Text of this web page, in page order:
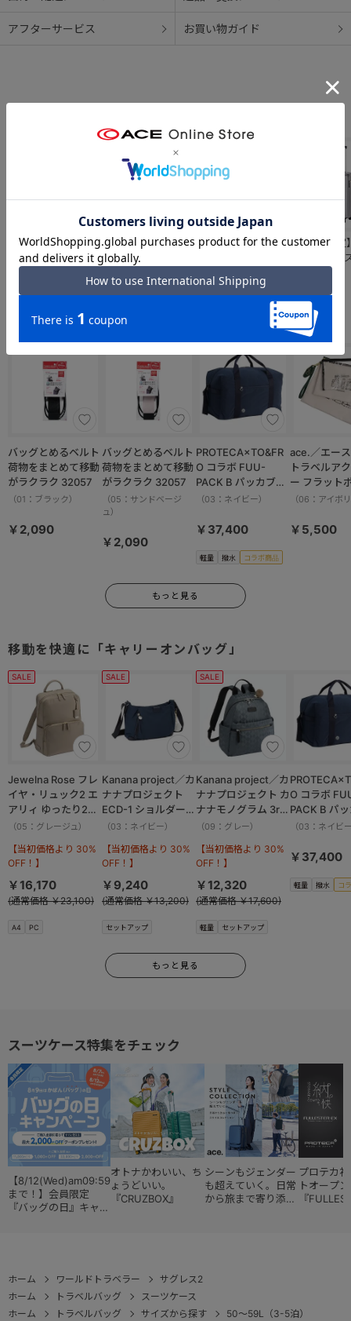
アフターサービス お買い物ガイド
【WEB限定】 ACE
クレスタ2F スー
ツケース フレーム
58L キャスタース
World Traveler／
ワールドトラベラ
ーム 75L 05113
￥40,700
ace.／エース パリ
ーム 55L キャスタ
￥49,500
【WEB限定
クレスタ2
ケース 60L
06937
合わせて揃えたい「小物アイテム」
バッグとめるベルト
荷物をまとめて移動
がラクラク 32057
（01：ブラック）
￥2,090
バッグとめるベルト
荷物をまとめて移動
がラクラク 32057
（05：サンドベージ
ュ）
￥2,090
軽量 撥水 コラボ商品
PROTECA×TO&FR
O コラボ FUU-
PACK B パッカブル
ボストンバッグ 軽量
13002
（03：ネイビー）
￥37,400
ace.／エース
トラベルア
ー フラット
ット 17825
（06：アイボ
￥5,500
もっと見る
移動を快適に「キャリーオンバッグ」
SALE
A4 PC
Jewelna Rose フレ
イヤ・リュック2 エ
アリィ ゆったり2ル
ーム 16262
（05：グレージュ）
【当初価格より 30%
OFF！】
￥16,170
(通常価格 ￥23,100)
SALE
セットアップ
Kanana project／カ
ナナプロジェクト
ECD-1 ショルダーバ
ッグ 横 19083
（03：ネイビー）
【当初価格より 30%
OFF！】
￥9,240
(通常価格 ￥13,200)
SALE
軽量 セットアップ
Kanana project／カ
ナナプロジェクト カ
ナナモノグラム 3rd
リュックサック
（09：グレー）
【当初価格より 30%
OFF！】
￥12,320
(通常価格 ￥17,600)
軽量 撥水 コ
O コラボ
PACK B パ
ボストンバ
13002
（03：ネイビ
￥37,400
もっと見る
スーツケース特集をチェック
【8/12(Wed)am09:59
まで！】会員限定
『バッグの日』キャン
オトナかわいい、ち
ょうどいい。
『CRUZBOX』
シーンもジェンダー
も超えていく。日常
から旅まで寄り添う
プロテカ
トオープ
『
ホーム ワールドトラベラー
サグレス2
ホーム
トラベルバッグ
スーツケース
ホーム
トラベルバッグ サイズから探す 50～59L（3-5泊）